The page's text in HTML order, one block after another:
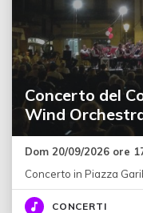
Concerto del
Wind
Dom 20/09/2026 ore
Concerto in Piazza
CONCERTI